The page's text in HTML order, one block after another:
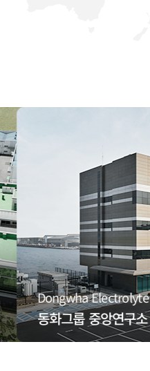
Dongwha Electrolyte
서울 사무소